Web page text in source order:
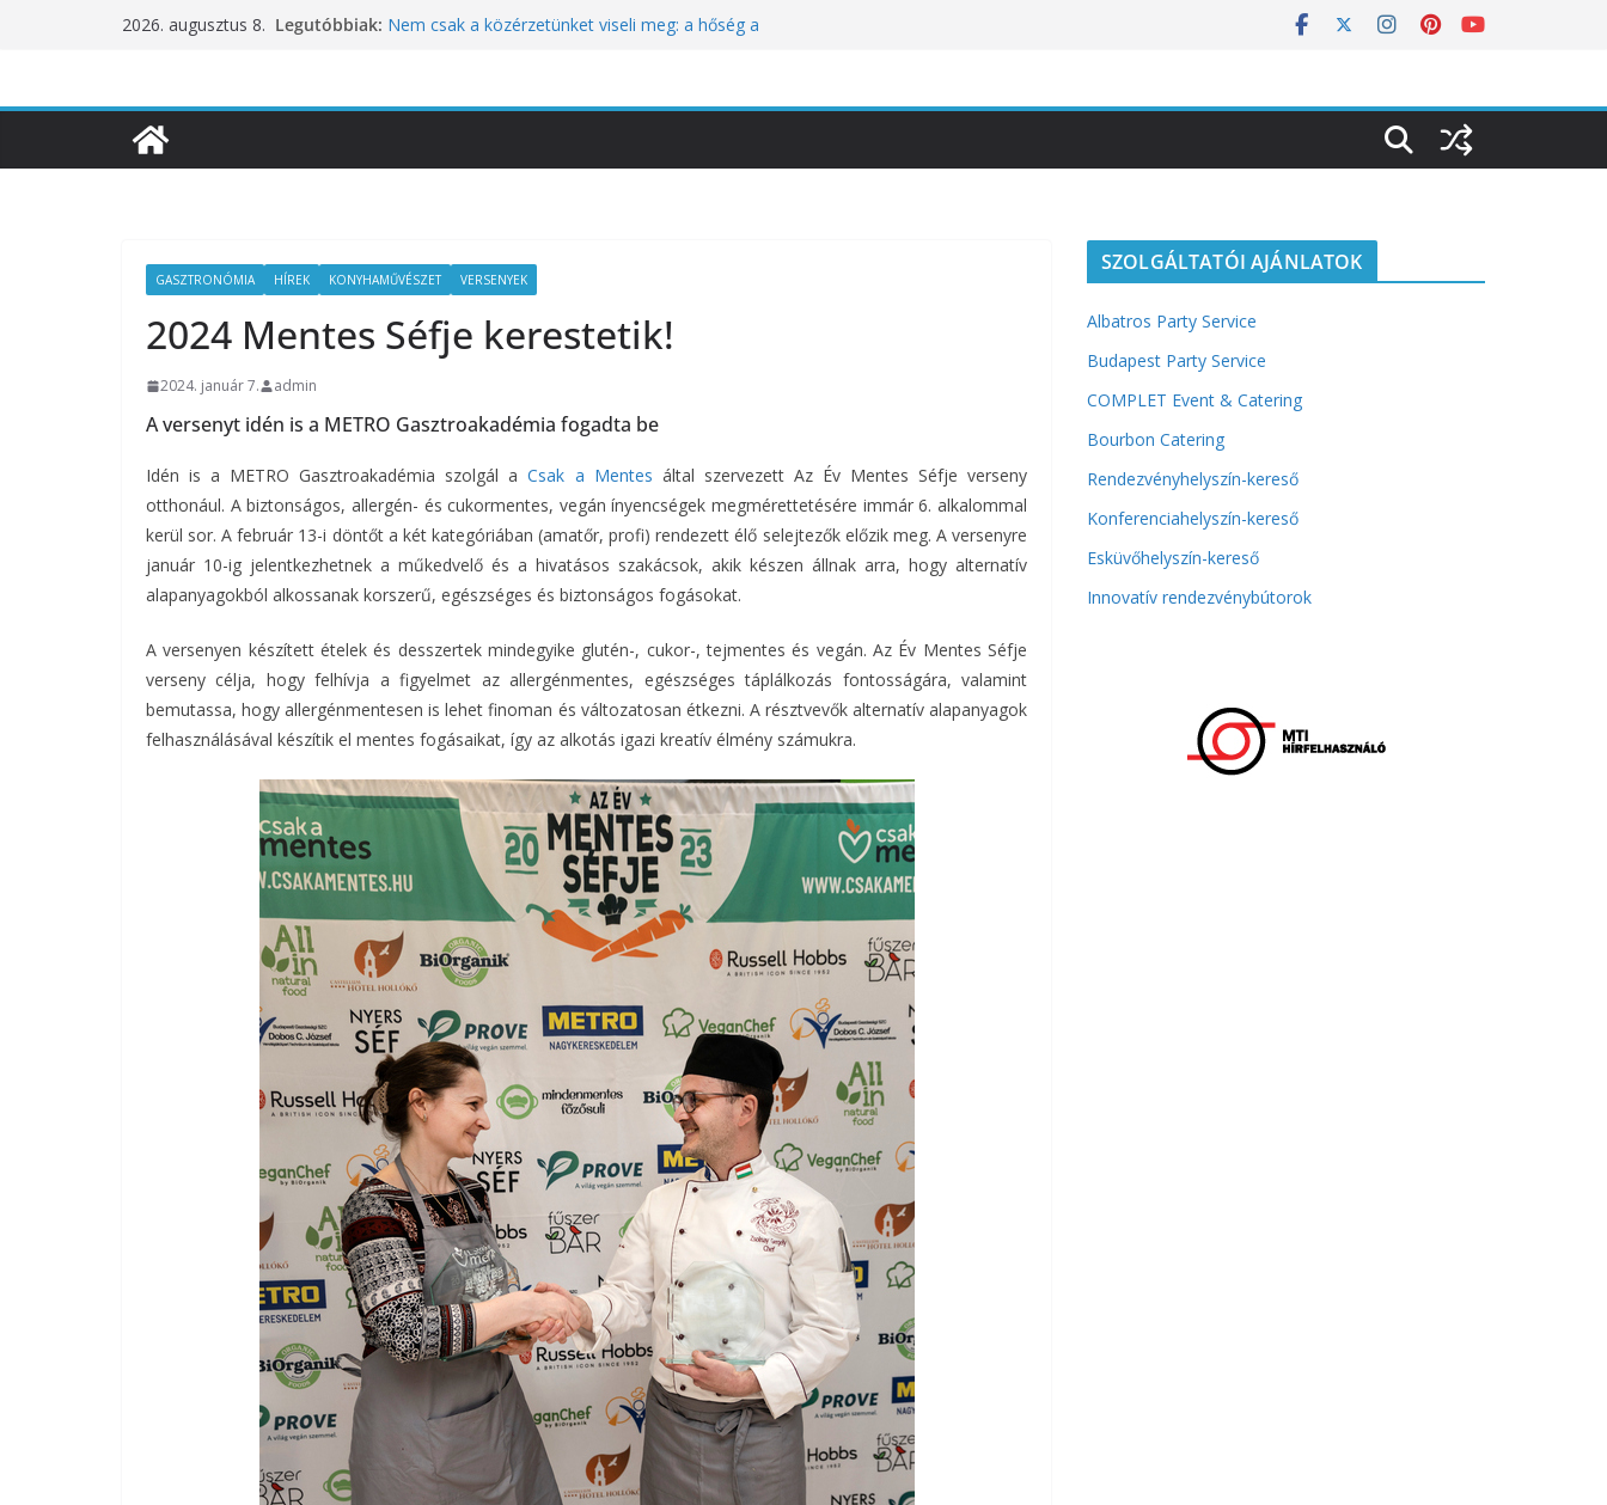
2026. augusztus 8. Legutóbbiak: Nem csak a közérzetünket viseli meg: a hőség a
Déli Part Gasztronómiai Sajtóesemény
GASZTRONÓMIA HÍREK KONYHAMŰVÉSZET VERSENYEK
2024 Mentes Séfje kerestetik!
2024. január 7. admin
A versenyt idén is a METRO Gasztroakadémia fogadta be
Idén is a METRO Gasztroakadémia szolgál aCsak a Mentes által szervezett Az Év Mentes Séfje verseny
otthonául. A biztonságos, allergén- és cukormentes, vegán ínyencségek megmérettetésére immár 6. alkalommal
kerül sor.A február 13-i döntőt a két kategóriában (amatőr, profi) rendezett élő selejtezők előzik meg. A versenyre
január 10-ig jelentkezhetnek a műkedvelő és a hivatásos szakácsok, akik készen állnak arra, hogy alternatív
alapanyagokból alkossanak korszerű, egészséges és biztonságos fogásokat.
A versenyen készített ételek és desszertek mindegyike glutén-, cukor-, tejmentes és vegán. Az Év Mentes Séfje
verseny célja, hogy felhívja a figyelmet az allergénmentes, egészséges táplálkozás fontosságára, valamint
bemutassa, hogy allergénmentesen is lehet finoman és változatosan étkezni. A résztvevők alternatív alapanyagok
felhasználásával készítik el mentes fogásaikat, így az alkotás igazi kreatív élmény számukra.
SZOLGÁLTATÓI AJÁNLATOK
Albatros Party Service
Budapest Party Service
COMPLET Event & Catering
Bourbon Catering
Rendezvényhelyszín-kereső
Konferenciahelyszín-kereső
Esküvőhelyszín-kereső
Innovatív rendezvénybútorok